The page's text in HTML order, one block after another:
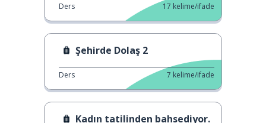
Ders 17 kelime/ifade
Şehirde Dolaş 2
Ders 7 kelime/ifade
Kadın tatilinden bahsediyor.